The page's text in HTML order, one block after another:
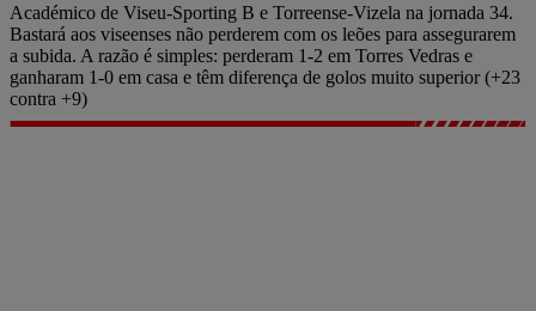
Académico de Viseu-Sporting B e Torreense-Vizela na jornada 34.
Bastará aos viseenses não perderem com os leões para assegurarem
a subida. A razão é simples: perderam 1-2 em Torres Vedras e
ganharam 1-0 em casa e têm diferença de golos muito superior (+23
contra +9)